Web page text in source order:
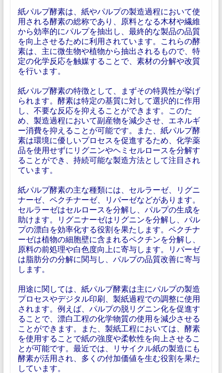
紙パルプ酵素は、紙やパルプの製造過程において使
用される酵素の総称であり、原料となる木材や繊維
から効率的にパルプを抽出し、最終的な製品の品質
を向上させるために利用されています。これらの酵
素は、主に微生物や植物から抽出されるもので、特
定の化学反応を触媒することで、素材の分解や改質
を行います。
紙パルプ酵素の特徴として、まずその特異性が挙げ
られます。酵素は特定の基質に対して選択的に作用
し、不要な反応を抑えることができます。このた
め、製造過程において副産物を減少させ、エネルギ
ー消費を抑えることが可能です。また、紙パルプ酵
素は環境に優しいプロセスを促進するため、化学薬
品を使用せずにリグニンやヘミセルロースを分解す
ることができ、持続可能な製造方法として注目され
ています。
紙パルプ酵素の主な種類には、セルラーゼ、リグニ
ナーゼ、ペクチナーゼ、リパーゼなどがあります。
セルラーゼはセルロースを分解し、パルプの生成を
助けます。リグニナーゼはリグニンを分解し、パル
プの漂白を効率化する役割を果たします。ペクチナ
ーゼは植物の細胞壁に含まれるペクチンを分解し、
原料の前処理や白色度向上に寄与します。リパーゼ
は脂肪分の分解に関与し、パルプの品質改善に寄与
します。
用途に関しては、紙パルプ酵素は主にパルプの製造
プロセスやデジタル印刷、製紙過程での調整に使用
されます。例えば、パルプの脱リグニン化を促進す
ることで、漂白工程の化学物質の使用を減少させる
ことができます。また、製紙工程においては、酵素
を使用することで紙の強度や柔軟性を向上させるこ
とが可能です。最近では、リサイクル紙の製造にも
酵素が活用され、多くの付加価値を生む役割を果た
しています。